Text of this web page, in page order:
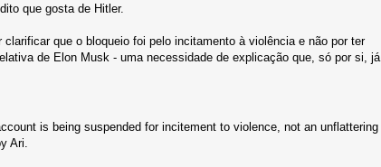
que gosta de Hitler.
que o bloqueio foi pelo incitamento à violência e não por ter
de Elon Musk - uma necessidade de explicação que, só por si, já
is being suspended for incitement to violence, not an unflattering
Ari.